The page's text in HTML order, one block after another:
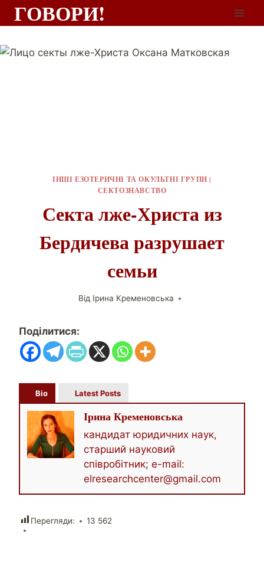
ГОВОРИ!
ІНШІ ЕЗОТЕРИЧНІ ТА ОКУЛЬТНІ ГРУПИ |
СЕКТОЗНАВСТВО
Секта лже-Христа из
Бердичева разрушает
семьи
Від Ірина Кременовська
Поділитися:
Bio Latest Posts
Ірина Кременовська
кандидат юридичних наук,
старший науковий
співробітник; e-mail:
elresearchcenter@gmail.com
Перегляди: 13 562